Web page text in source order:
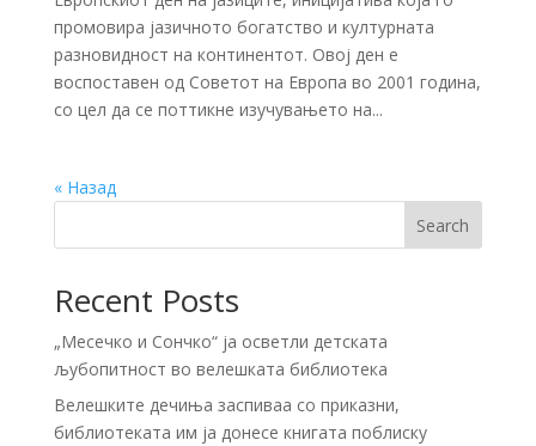
промовира јазичното богатство и културната
разновидност на континентот. Овој ден е
воспоставен од Советот на Европа во 2001 година,
со цел да се поттикне изучувањето на...
« Назад
Search
Recent Posts
„Месечко и Сончко“ ја осветли детската
љубопитност во велешката библиотека
Велешките дечиња заспиваа со приказни,
библиотеката им ја донесе книгата поблиску